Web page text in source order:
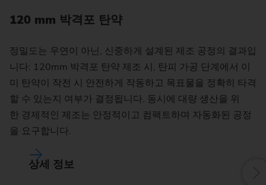
120 mm 박격포 탄약
정밀도는 우연이 아닌, 신중하게 설계된 제조 공정의 결과입
니다: 120mm 박격포 탄약 제조 시, 탄피 가공 단계에서 이
미 탄약이 작전 시 안전하게 작동하고 목표물을 정확히 타격
할 수 있는지 여부가 결정됩니다. 동시에 대량 생산을 위
한 경제적인 제조는 안정적이고 컴팩트하며 자동화된 공정
을 요구합니다.
상세 정보